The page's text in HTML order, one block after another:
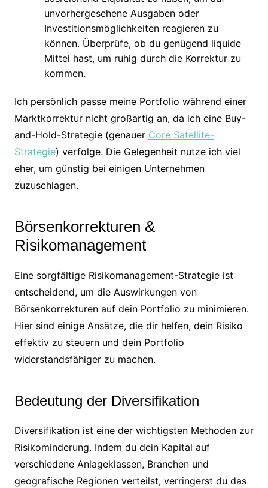
unvorhergesehene Ausgaben oder
Investitionsmöglichkeiten reagieren zu
können. Überprüfe, ob du genügend liquide
Mittel hast, um ruhig durch die Korrektur zu
kommen.
Ich persönlich passe meine Portfolio während einer
Marktkorrektur nicht großartig an, da ich eine Buy-
and-Hold-Strategie (genauer Core Satellite-
Strategie) verfolge. Die Gelegenheit nutze ich viel
eher, um günstig bei einigen Unternehmen
zuzuschlagen.
Börsenkorrekturen &
Risikomanagement
Eine sorgfältige Risikomanagement-Strategie ist
entscheidend, um die Auswirkungen von
Börsenkorrekturen auf dein Portfolio zu minimieren.
Hier sind einige Ansätze, die dir helfen, dein Risiko
effektiv zu steuern und dein Portfolio
widerstandsfähiger zu machen.
Bedeutung der Diversifikation
Diversifikation ist eine der wichtigsten Methoden zur
Risikominderung. Indem du dein Kapital auf
verschiedene Anlageklassen, Branchen und
geografische Regionen verteilst, verringerst du das